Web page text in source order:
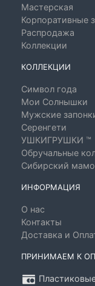
Мастерская
Корпоративные
Распродажа
Коллекции
КОЛЛЕКЦИИ
Символ года
Мои Солнышки
Мужские
Серенгети
УШКИГРУШКИ ™
Обручальные
Сибирский
ИНФОРМАЦИЯ
О нас
Контакты
Доставка и
ПРИНИМАЕМ К